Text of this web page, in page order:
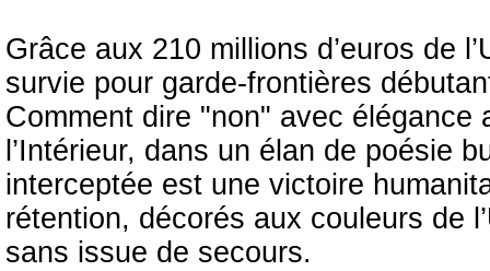
Grâce aux 210 millions d’euros de
survie pour garde-frontières
Comment dire "non" avec
l’Intérieur, dans un élan de poésie
interceptée est une victoire
rétention, décorés aux couleurs de
sans issue de secours.